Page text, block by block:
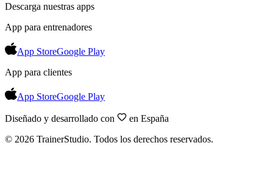
Descarga nuestras apps
App para entrenadores
App StoreGoogle Play
App para clientes
App StoreGoogle Play
Diseñado y desarrollado con
en España
© 2026 TrainerStudio. Todos los derechos reservados.